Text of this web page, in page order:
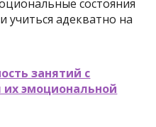
состояния
учиться адекватно на
занятий с
эмоциональной